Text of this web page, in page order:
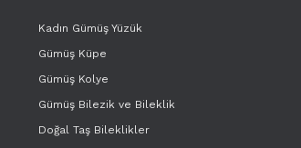
Kadın Gümüş Yüzük
Gümüş Küpe
Gümüş Kolye
Gümüş Bilezik ve Bileklik
Doğal Taş Bileklikler